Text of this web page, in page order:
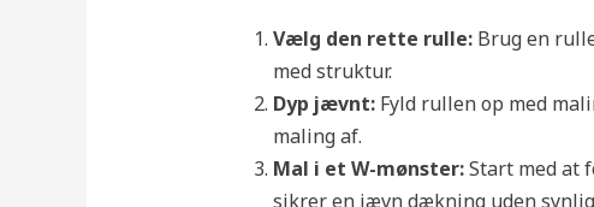
Vælg den rette rulle:Brug en
med struktur.
Dyp jævnt:Fyld rullen op med
maling af.
Mal i et W-mønster:Start med at
sikrer en jævn dækning uden